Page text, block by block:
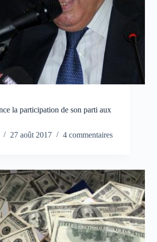
la participation de son parti aux
27 août 2017 4 commentaires